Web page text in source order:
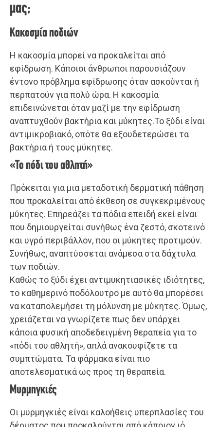
μας;
Κακοσμία ποδιών
Η κακοσμία μπορεί να προκαλείται από
εφίδρωση. Κάποιοι άνθρωποι παρουσιάζουν
έντονο πρόβλημα εφίδρωσης όταν ασκούνται ή
περπατούν για πολύ ώρα. Η κακοσμία
επιδεινώνεται όταν μαζί με την εφίδρωση
αναπτυχθούν βακτήρια και μύκητες.Το ξύδι είναι
αντιμικροβιακό, οπότε θα εξουδετερώσει τα
βακτήρια ή τους μύκητες.
«Το πόδι του αθλητή»
Πρόκειται για μια μεταδοτική δερματική πάθηση
που προκαλείται από έκθεση σε συγκεκριμένους
μύκητες. Επηρεάζει τα πόδια επειδή εκεί είναι
που δημιουργείται συνήθως ένα ζεστό, σκοτεινό
και υγρό περιβάλλον, που οι μύκητες προτιμούν.
Συνήθως, αναπτύσσεται ανάμεσα στα δάχτυλα
των ποδιών.
Καθώς το ξύδι έχει αντιμυκητιασικές ιδιότητες,
το καθημερινό ποδόλουτρο με αυτό θα μπορέσει
να καταπολεμήσει τη μόλυνση με μύκητες. Όμως,
χρειάζεται να γνωρίζετε πως δεν υπάρχει
κάποια φυσική αποδεδειγμένη θεραπεία για το
«πόδι του αθλητή», απλά ανακουφίζετε τα
συμπτώματα. Τα φάρμακα είναι πιο
αποτελεσματικά ως προς τη θεραπεία.
Μυρμηγκιές
Οι μυρμηγκιές είναι καλοήθεις υπερπλασίες του